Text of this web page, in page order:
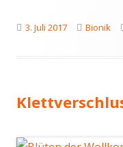
Veröffentlicht
3. Juli 2017 Bionik